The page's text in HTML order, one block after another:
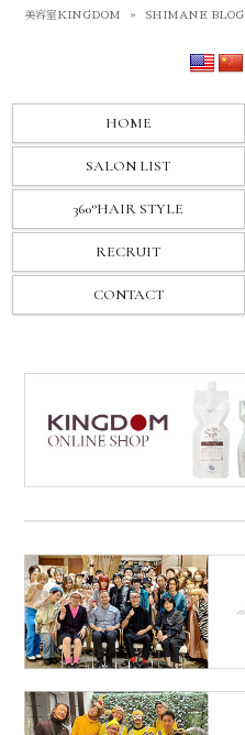
美容室KINGDOM » SHIMANE BLOG
HOME
SALON LIST
360°HAIR STYLE
RECRUIT
CONTACT